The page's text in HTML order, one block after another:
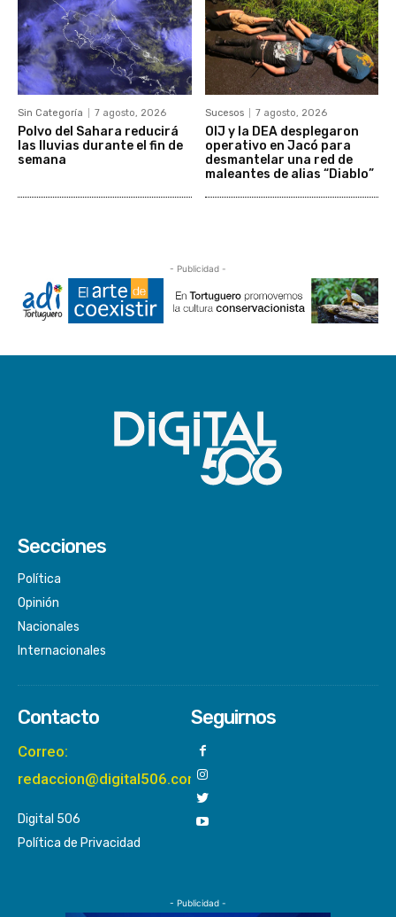
Sin Categoría 7 agosto, 2026
Polvo del Sahara reducirá
las lluvias durante el fin de
semana
Sucesos 7 agosto, 2026
OIJ y la DEA desplegaron
operativo en Jacó para
desmantelar una red de
maleantes de alias “Diablo”
- Publicidad -
Secciones
Política
Opinión
Nacionales
Internacionales
Contacto
Correo:
redaccion@digital506.com
Digital 506
Política de Privacidad
Seguirnos
- Publicidad -